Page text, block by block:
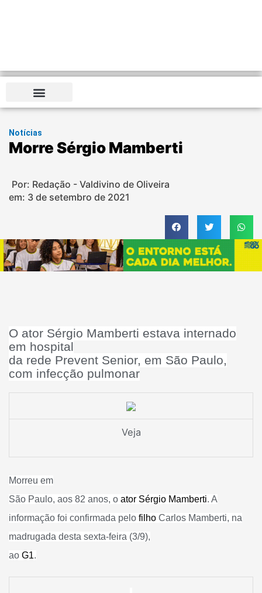
Notícias
Morre Sérgio Mamberti
Por: Redação - Valdivino de Oliveira
em: 3 de setembro de 2021
O ator Sérgio Mamberti estava internado
em hospital
da rede Prevent Senior, em São Paulo,
com infecção pulmonar
Veja
Morreu em
São Paulo, aos 82 anos, o ator Sérgio Mamberti. A
informação foi confirmada pelo filho Carlos Mamberti, na
madrugada desta sexta-feira (3/9),
ao G1.